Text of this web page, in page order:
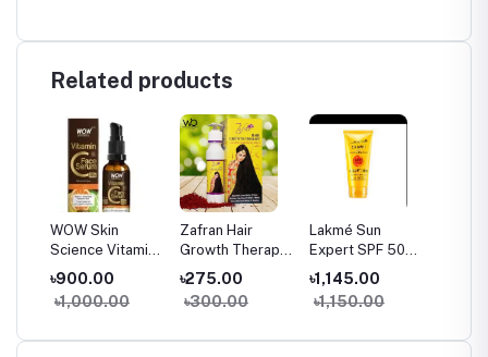
Related products
WOW Skin
Science Vitamin
C Serum for Skin
whitenening –
Brightening and
৳900.00
৳1,000.00
Zafran Hair
Growth Therapy
Oil - 150ml
৳275.00
৳300.00
Lakmé Sun
Expert SPF 50
PA+++ Ultra
Matte Lotion
100ml
৳1,145.00
৳1,150.00